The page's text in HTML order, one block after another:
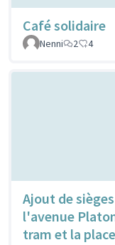
Café solidaire
Nenni
2 4
Ajout de
l'avenue
tram et la